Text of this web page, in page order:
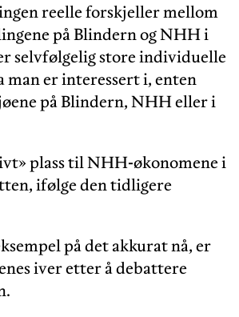
reelle forskjeller mellom
på Blindern og NHH i
selvfølgelig store individuelle
man er interessert i, enten
på Blindern, NHH eller i
plass til NHH-økonomene i
ifølge den tidligere
på det akkurat nå, er
iver etter å debattere